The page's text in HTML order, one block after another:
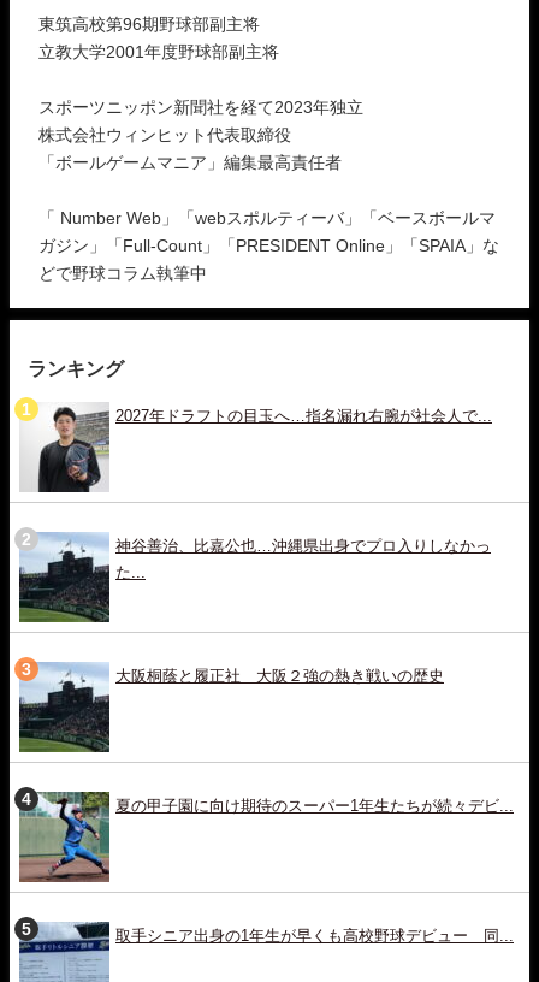
東筑高校第96期野球部副主将
立教大学2001年度野球部副主将
スポーツニッポン新聞社を経て2023年独立
株式会社ウィンヒット代表取締役
「ボールゲームマニア」編集最高責任者
「 Number Web」「webスポルティーバ」「ベースボールマ
ガジン」「Full-Count」「PRESIDENT Online」「SPAIA」な
どで野球コラム執筆中
ランキング
2027年ドラフトの目玉へ…指名漏れ右腕が社会人で...
神谷善治、比嘉公也…沖縄県出身でプロ入りしなかっ
た...
大阪桐蔭と履正社 大阪２強の熱き戦いの歴史
夏の甲子園に向け期待のスーパー1年生たちが続々デビ...
取手シニア出身の1年生が早くも高校野球デビュー 同...